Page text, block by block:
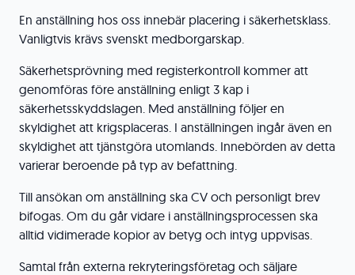
En anställning hos oss innebär placering i säkerhetsklass.
Vanligtvis krävs svenskt medborgarskap.
Säkerhetsprövning med registerkontroll kommer att
genomföras före anställning enligt 3 kap i
säkerhetsskyddslagen. Med anställning följer en
skyldighet att krigsplaceras. I anställningen ingår även en
skyldighet att tjänstgöra utomlands. Innebörden av detta
varierar beroende på typ av befattning.
Till ansökan om anställning ska CV och personligt brev
bifogas. Om du går vidare i anställningsprocessen ska
alltid vidimerade kopior av betyg och intyg uppvisas.
Samtal från externa rekryteringsföretag och säljare